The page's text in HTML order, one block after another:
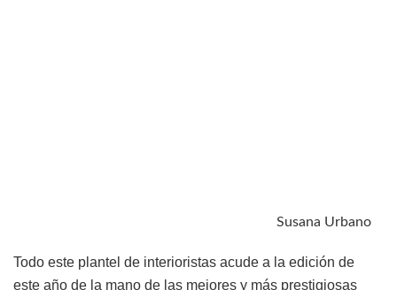
Susana Urbano
Todo este plantel de interioristas acude a la edición de
este año de la mano de las mejores y más prestigiosas